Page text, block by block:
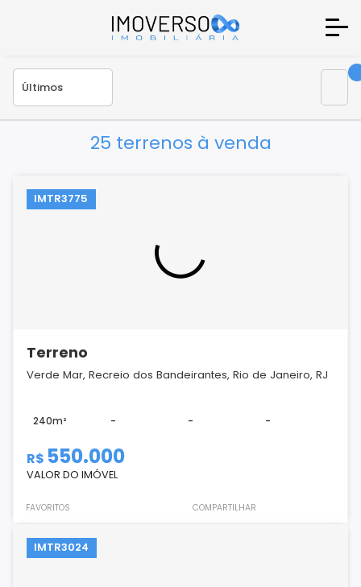
25 terrenos à venda
IMTR3775
Terreno
Verde Mar, Recreio dos Bandeirantes, Rio de Janeiro, RJ
240m² - - -
R$ 550.000
VALOR DO IMÓVEL
FAVORITOS COMPARTILHAR
IMTR3024